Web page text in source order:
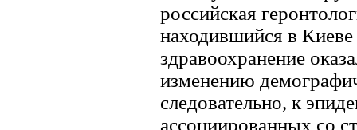
российская
находившийся в
здравоохранение
изменению
следовательно, к
ассоциированных со